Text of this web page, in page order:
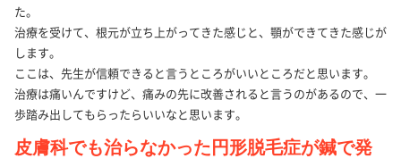
た。
治療を受けて、根元が立ち上がってきた感じと、顎ができてきた感じが
します。
ここは、先生が信頼できると言うところがいいところだと思います。
治療は痛いんですけど、痛みの先に改善されると言うのがあるので、一
歩踏み出してもらったらいいなと思います。
皮膚科でも治らなかった円形脱毛症が鍼で発